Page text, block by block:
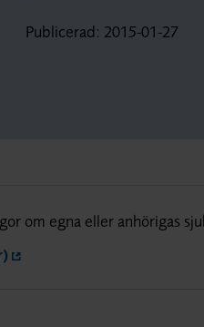
post
Publicerad: 2015-01-27
om egna eller anhörigas